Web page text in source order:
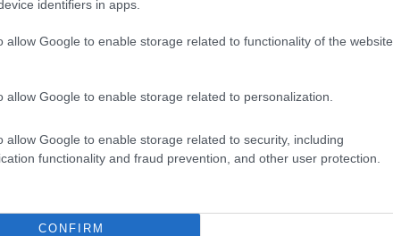
identifiers in apps.
allow Google to enable storage related to functionality of the website
allow Google to enable storage related to personalization.
allow Google to enable storage related to security, including
functionality and fraud prevention, and other user protection.
CONFIRM
sono già aperte e si chiuderanno al
possono registrarsi direttamente sul
un posto in questa manifestazione di
principali, sarà possibile partecipare a tre
e la Skiri-MinimarciaGp, offrendo così
dello sci di fondo.